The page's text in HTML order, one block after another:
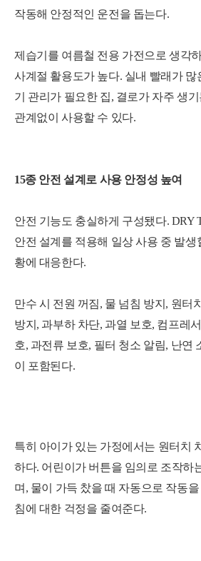
작동해 안정적인 운전을 돕는다.
제습기를 여름철 전용 가전으로 생각
사계절 활용도가 높다. 실내 빨래가 많
기 관리가 필요한 집, 결로가 자주 생
관계없이 사용할 수 있다.
15종 안전 설계로 사용 안정성 높여
안전 기능도 충실하게 구성됐다. DRY
안전 설계를 적용해 일상 사용 중 발생
황에 대응한다.
만수 시 전원 꺼짐, 물 넘침 방지, 원터
방지, 과부하 차단, 과열 보호, 컴프레
호, 과전류 보호, 필터 청소 알림, 난연
이 포함된다.
특히 아이가 있는 가정에서는 원터치
하다. 어린이가 버튼을 임의로 조작하
며, 물이 가득 찼을 때 자동으로 작동
침에 대한 걱정을 줄여준다.